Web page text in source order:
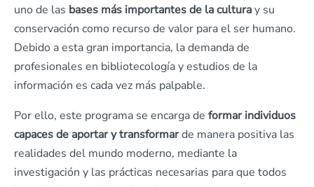
uno de las bases más importantes de la culturay su
conservación como recurso de valor para el ser humano.
Debido a esta gran importancia, la demanda de
profesionales en bibliotecología y estudios de la
información es cada vez más palpable.
Por ello, este programa se encarga de formar individuos
capaces de aportar y transformarde manera positiva las
realidades del mundo moderno, mediante la
investigación y las prácticas necesarias para que todos